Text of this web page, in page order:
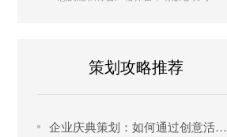
策划攻略推荐
企业庆典策划：如何通过创意活动吸引客户？